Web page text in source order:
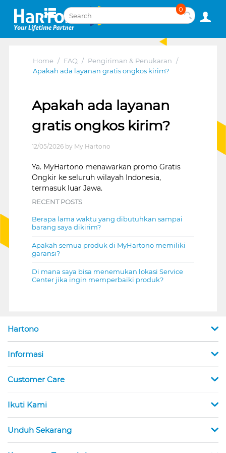
0
Home / FAQ / Pengiriman & Penukaran /
Apakah ada layanan gratis ongkos kirim?
Apakah ada layanan
gratis ongkos kirim?
12/05/2026 by My Hartono
Ya. MyHartono menawarkan promo Gratis
Ongkir ke seluruh wilayah Indonesia,
termasuk luar Jawa.
RECENT POSTS
Berapa lama waktu yang dibutuhkan sampai
barang saya dikirim?
Apakah semua produk di MyHartono memiliki
garansi?
Di mana saya bisa menemukan lokasi Service
Center jika ingin memperbaiki produk?
Hartono
Informasi
Customer Care
Ikuti Kami
Unduh Sekarang